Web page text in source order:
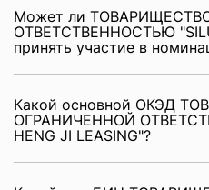
Может ли
ОТВЕТСТВЕННОСТЬЮ
принять участие в
Какой основной ОКЭД
ОГРАНИЧЕННОЙ
HENG JI LEASING"?